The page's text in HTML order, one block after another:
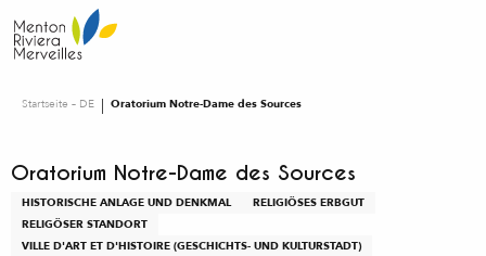
au
contenu
Startseite – DE Oratorium Notre-Dame des Sources
Oratorium Notre-Dame des Sources
HISTORISCHE ANLAGE UND DENKMAL
RELIGIÖSES ERBGUT
RELIGÖSER STANDORT
VILLE D'ART ET D'HISTOIRE (GESCHICHTS- UND KULTURSTADT)